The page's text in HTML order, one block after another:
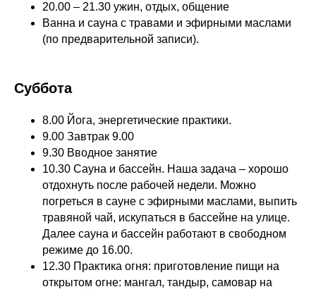
20.00 – 21.30 ужин, отдых, общение
Ванна и сауна с травами и эфирными маслами
(по предварительной записи).
Суббота
8.00 Йога, энергетические практики.
9.00 Завтрак 9.00
9.30 Вводное занятие
10.30 Сауна и бассейн. Наша задача – хорошо
отдохнуть после рабочей недели. Можно
погреться в сауне с эфирными маслами, выпить
травяной чай, искупаться в бассейне на улице.
Далее сауна и бассейн работают в свободном
режиме до 16.00.
12.30 Практика огня: приготовление пищи на
открытом огне: мангал, тандыр, самовар на